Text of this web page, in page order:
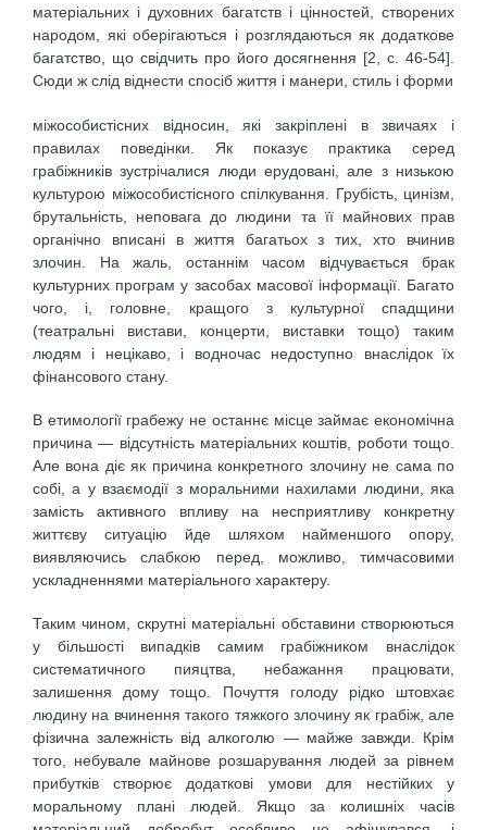
матеріальних і духовних багатств і цінностей, створених
народом, які оберігаються і розглядаються як додаткове
багатство, що свідчить про його досягнення [2, с. 46-54].
Сюди ж слід віднести спосіб життя і манери, стиль і форми
міжособистісних відносин, які закріплені в звичаях і
правилах поведінки. Як показує практика серед
грабіжників зустрічалися люди ерудовані, але з низькою
культурою міжособистісного спілкування. Грубість, цинізм,
брутальність, неповага до людини та її майнових прав
органічно вписані в життя багатьох з тих, хто вчинив
злочин. На жаль, останнім часом відчувається брак
культурних програм у засобах масової інформації. Багато
чого, і, головне, кращого з культурної спадщини
(театральні вистави, концерти, виставки тощо) таким
людям і нецікаво, і водночас недоступно внаслідок їх
фінансового стану.
В етимології грабежу не останнє місце займає економічна
причина — відсутність матеріальних коштів, роботи тощо.
Але вона діє як причина конкретного злочину не сама по
собі, а у взаємодії з моральними нахилами людини, яка
замість активного впливу на несприятливу конкретну
життєву ситуацію йде шляхом найменшого опору,
виявляючись слабкою перед, можливо, тимчасовими
ускладненнями матеріального характеру.
Таким чином, скрутні матеріальні обставини створюються
у більшості випадків самим грабіжником внаслідок
систематичного пияцтва, небажання працювати,
залишення дому тощо. Почуття голоду рідко штовхає
людину на вчинення такого тяжкого злочину як грабіж, але
фізична залежність від алкоголю — майже завжди. Крім
того, небувале майнове розшарування людей за рівнем
прибутків створює додаткові умови для нестійких у
моральному плані людей. Якщо за колишніх часів